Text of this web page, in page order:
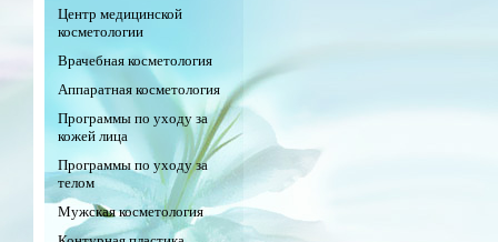
Центр медицинской
косметологии
Врачебная косметология
Аппаратная косметология
Программы по уходу за
кожей лица
Программы по уходу за
телом
Мужская косметология